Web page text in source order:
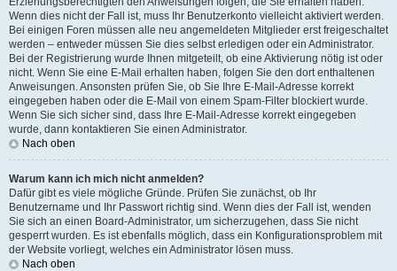
Wenn dies nicht der Fall ist, muss Ihr Benutzerkonto vielleicht aktiviert werden.
Bei einigen Foren müssen alle neu angemeldeten Mitglieder erst freigeschaltet
werden – entweder müssen Sie dies selbst erledigen oder ein Administrator.
Bei der Registrierung wurde Ihnen mitgeteilt, ob eine Aktivierung nötig ist oder
nicht. Wenn Sie eine E-Mail erhalten haben, folgen Sie den dort enthaltenen
Anweisungen. Ansonsten prüfen Sie, ob Sie Ihre E-Mail-Adresse korrekt
eingegeben haben oder die E-Mail von einem Spam-Filter blockiert wurde.
Wenn Sie sich sicher sind, dass Ihre E-Mail-Adresse korrekt eingegeben
wurde, dann kontaktieren Sie einen Administrator.
Nach oben
Warum kann ich mich nicht anmelden?
Dafür gibt es viele mögliche Gründe. Prüfen Sie zunächst, ob Ihr
Benutzername und Ihr Passwort richtig sind. Wenn dies der Fall ist, wenden
Sie sich an einen Board-Administrator, um sicherzugehen, dass Sie nicht
gesperrt wurden. Es ist ebenfalls möglich, dass ein Konfigurationsproblem mit
der Website vorliegt, welches ein Administrator lösen muss.
Nach oben